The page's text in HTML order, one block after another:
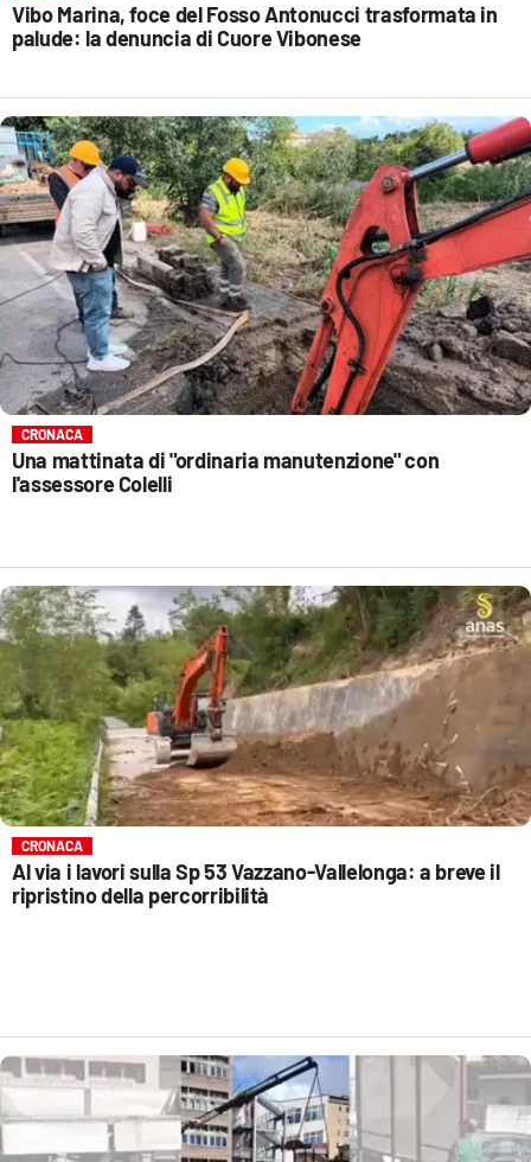
Vibo Marina, foce del Fosso Antonucci trasformata in
palude: la denuncia di Cuore Vibonese
CRONACA
Una mattinata di "ordinaria manutenzione" con
l'assessore Colelli
CRONACA
Al via i lavori sulla Sp 53 Vazzano-Vallelonga: a breve il
ripristino della percorribilità